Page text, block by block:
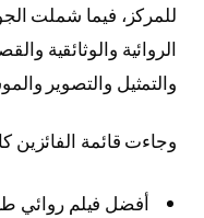
الروائية والوثائقية
والتمثيل والتصوير
وجاءت قائمة الفائزين
أفضل فيلم روائي